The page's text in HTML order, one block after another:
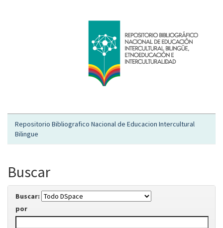
Repositorio Bibliografico Nacional de Educacion Intercultural
Bilingue
Buscar
Buscar:
por